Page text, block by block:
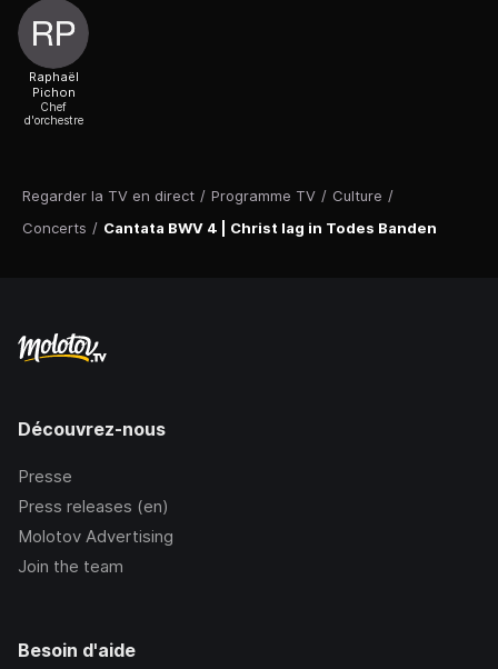
Regarder la TV en direct / Programme TV / Culture /
Concerts / Cantata BWV 4 | Christ lag in Todes Banden
Raphaël
Pichon
Chef
d'orchestre
Découvrez-nous
Presse
Press releases (en)
Molotov Advertising
Join the team
Besoin d'aide